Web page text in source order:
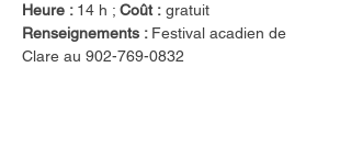
Heure : 14 h ; Coût : gratuit
Renseignements : Festival acadien de
Clare au 902-769-0832